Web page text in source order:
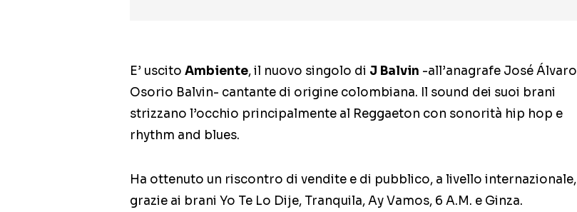
E’ uscito Ambiente, il nuovo singolo di J Balvin -all’anagrafe José Álvaro
Osorio Balvin- cantante di origine colombiana. Il sound dei suoi brani
strizzano l’occhio principalmente al Reggaeton con sonorità hip hop e
rhythm and blues.
Ha ottenuto un riscontro di vendite e di pubblico, a livello internazionale,
grazie ai brani Yo Te Lo Dije, Tranquila, Ay Vamos, 6 A.M. e Ginza.